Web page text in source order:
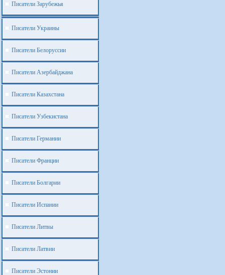
Писатели Зарубежья
Писатели Украины
Писатели Белоруссии
Писатели Азербайджана
Писатели Казахстана
Писатели Узбекистана
Писатели Германии
Писатели Франции
Писатели Болгарии
Писатели Испании
Писатели Литвы
Писатели Латвии
Писатели Эстонии